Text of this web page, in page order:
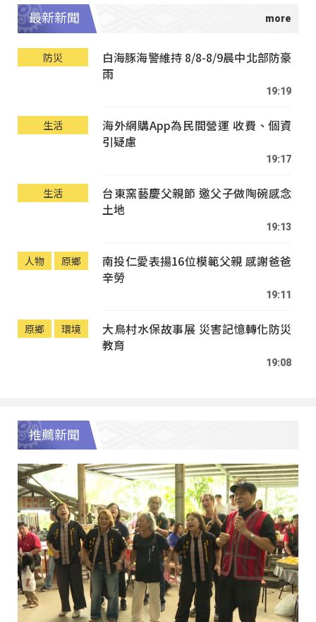
最新新聞
防災
白海豚海警維持 8/8-8/9晨中北部防豪
雨
19:19
生活
海外網購App為民間營運 收費、個資
引疑慮
19:17
生活
台東窯藝慶父親節 邀父子做陶碗感念
土地
19:13
人物 原鄉
南投仁愛表揚16位模範父親 感謝爸爸
辛勞
19:11
原鄉 環境
大鳥村水保故事展 災害記憶轉化防災
教育
19:08
推薦新聞